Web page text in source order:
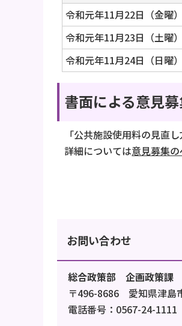
令和元年11月22日（金曜）
令和元年11月23日（土曜）
令和元年11月24日（日曜）
書面による意見
「公共施設使用料の見直
詳細については意見募集
お問い合わせ
総合政策部 企画政策課
〒496-8686 愛知県津島
電話番号：0567-24-1111